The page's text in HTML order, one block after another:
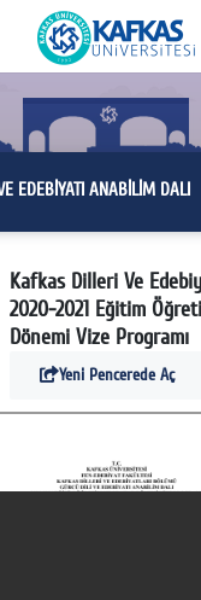
EDEBİYATI ANABİLİM DALI
Kafkas Dilleri Ve
2020-2021 Eğitim
Dönemi Vize Programı
Yeni Pencerede Aç